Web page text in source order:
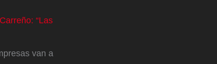
“Las
van a